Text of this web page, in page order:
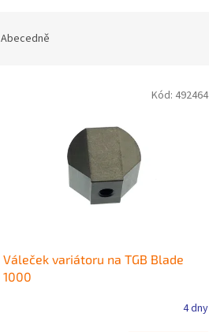
Abecedně
Váleček variátoru na TGB Blade
1000
4 dny
Kód: 492464